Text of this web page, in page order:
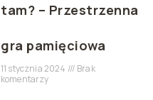
tam? – Przestrzenna
gra pamięciowa
11 stycznia 2024
Brak
komentarzy